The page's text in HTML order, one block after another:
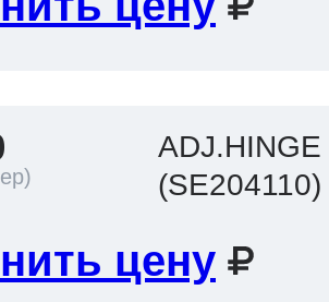
ADJ.HINGE
(SE204110)
цену